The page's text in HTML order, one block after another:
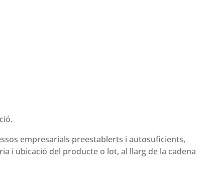
empresarials preestablerts i autosuficients,
i ubicació del producte o lot, al llarg de la cadena